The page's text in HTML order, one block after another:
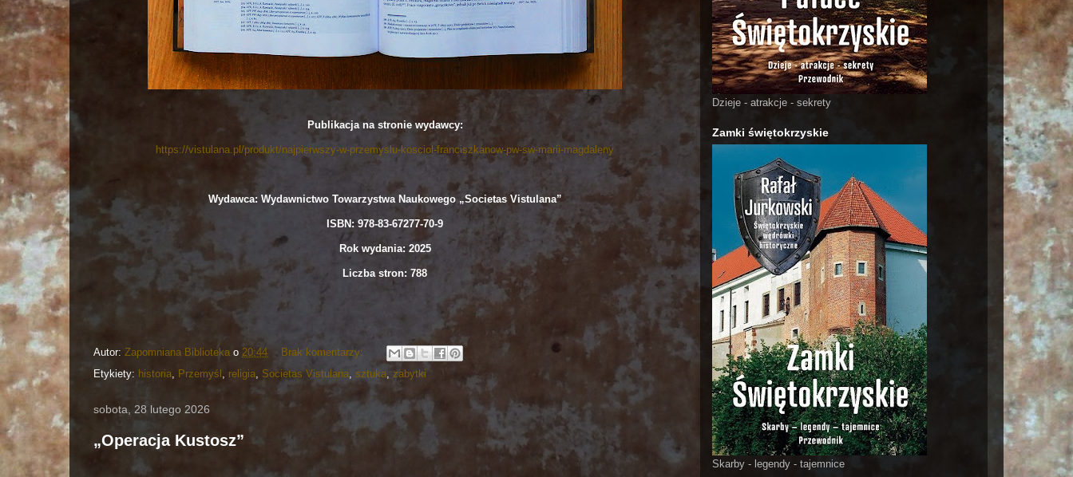
Publikacja na stronie wydawcy:
https://vistulana.pl/produkt/najpierwszy-w-przemyslu-kosciol-franciszkanow-pw-sw-marii-magdaleny
Wydawca: Wydawnictwo Towarzystwa Naukowego „Societas Vistulana”
ISBN: 978-83-67277-70-9
Rok wydania: 2025
Liczba stron: 788
Autor: Zapomniana Biblioteka o 20:44
Brak komentarzy:
Etykiety: historia, Przemyśl , religia, Societas Vistulana, sztuka, zabytki
sobota, 28 lutego 2026
„Operacja Kustosz”
Dzieje - atrakcje - sekrety
Zamki świętokrzyskie
Skarby - legendy - tajemnice